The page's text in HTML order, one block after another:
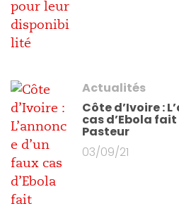
Actualités
Côte d’Ivoire :
cas d’Ebola
Pasteur
03/09/21